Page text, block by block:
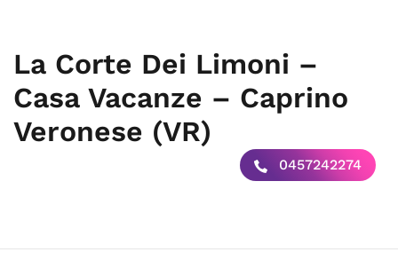
La Corte Dei Limoni –
Casa Vacanze – Caprino
Veronese (VR)
0457242274